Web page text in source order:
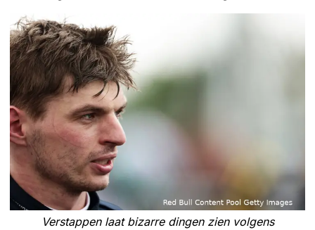
Verstappen laat bizarre dingen zien volgens